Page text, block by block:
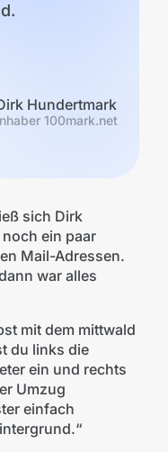
Hundertmark
100mark.net
sich Dirk
ein paar
Mail-Adressen.
war alles
mit dem mittwald
du links die
ein und rechts
Umzug
einfach